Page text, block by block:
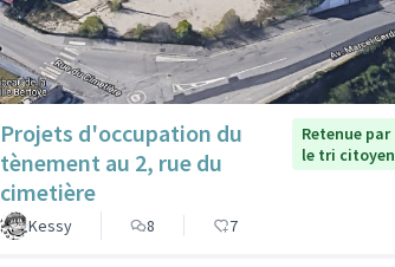
Projets d'occupation du
tènement au 2, rue du
cimetière
Retenue par
le tri citoyen
Kessy 8 7